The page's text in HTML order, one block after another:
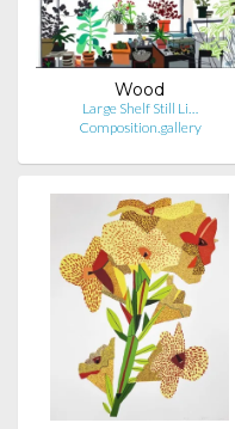
Wood
Large Shelf Still Li…
Composition.gallery